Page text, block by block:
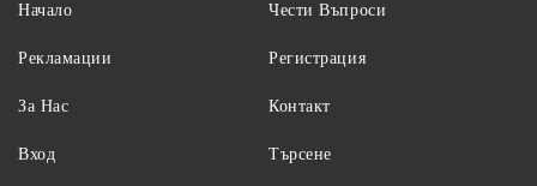
Начало
Рекламации
За Нас
Вход
Чести Въпроси
Регистрация
Контакт
Търсене